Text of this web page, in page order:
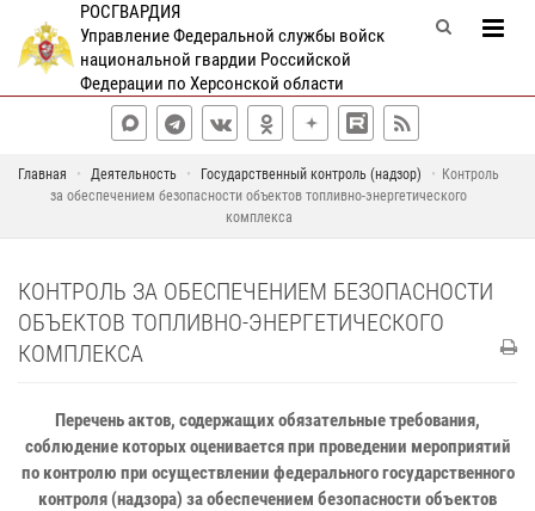
РОСГВАРДИЯ
Управление Федеральной службы войск
национальной гвардии Российской
Федерации по Херсонской области
Главная Деятельность Государственный контроль (надзор)
Контроль
за обеспечением безопасности объектов топливно-энергетического
комплекса
КОНТРОЛЬ ЗА ОБЕСПЕЧЕНИЕМ БЕЗОПАСНОСТИ
ОБЪЕКТОВ ТОПЛИВНО-ЭНЕРГЕТИЧЕСКОГО
КОМПЛЕКСА
Перечень актов, содержащих обязательные требования,
соблюдение которых оценивается при проведении мероприятий
по контролю при осуществлении федерального государственного
контроля (надзора) за обеспечением безопасности объектов